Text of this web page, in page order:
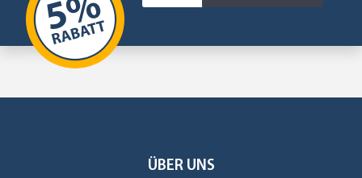
ÜBER UNS